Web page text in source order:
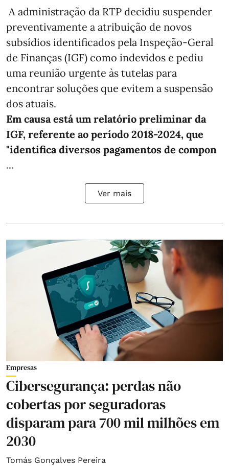
A administração da RTP decidiu suspender
preventivamente a atribuição de novos
subsídios identificados pela Inspeção-Geral
de Finanças (IGF) como indevidos e pediu
uma reunião urgente às tutelas para
encontrar soluções que evitem a suspensão
dos atuais.
Em causa está um relatório preliminar da
IGF, referente ao período 2018-2024, que
"identifica diversos pagamentos de compon
...
Ver mais
Empresas
Cibersegurança: perdas não
cobertas por seguradoras
disparam para 700 mil milhões em
2030
Tomás Gonçalves Pereira